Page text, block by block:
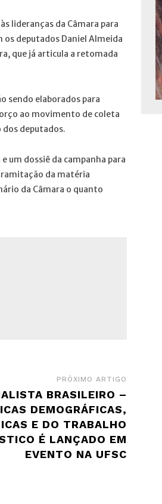
lideranças da Câmara para
deputados Daniel Almeida
que já articula a retomada
sendo elaborados para
ao movimento de coleta
dos deputados.
um dossiê da campanha para
da matéria
da Câmara o quanto
PRÓXIMO ARTIGO
BRASILEIRO –
DEMOGRÁFICAS,
E DO TRABALHO
É LANÇADO EM
EVENTO NA UFSC